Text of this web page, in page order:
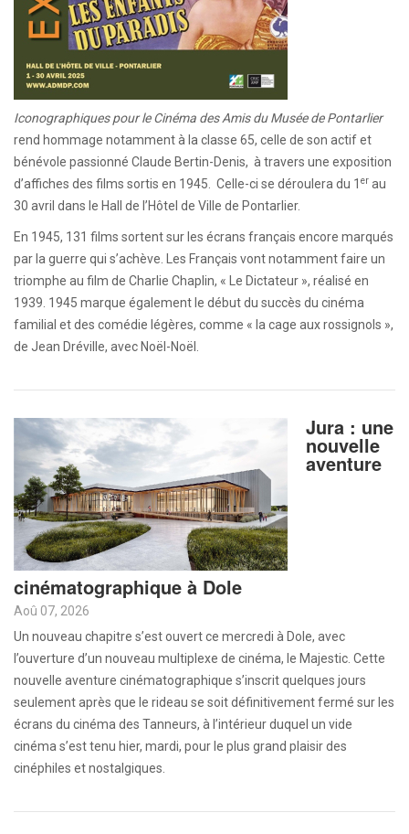
Iconographiques pour le Cinéma des Amis du Musée de Pontarlier
rend hommage notamment à la classe 65, celle de son actif et
bénévole passionné Claude Bertin-Denis, à travers une exposition
d’affiches des films sortis en 1945. Celle-ci se déroulera du 1 er au
30 avril dans le Hall de l’Hôtel de Ville de Pontarlier.
En 1945, 131 films sortent sur les écrans français encore marqués
par la guerre qui s’achève. Les Français vont notamment faire un
triomphe au film de Charlie Chaplin, « Le Dictateur », réalisé en
1939. 1945 marque également le début du succès du cinéma
familial et des comédie légères, comme « la cage aux rossignols »,
de Jean Dréville, avec Noël-Noël.
Jura : une
nouvelle
aventure
cinématographique à Dole
Aoû 07, 2026
Un nouveau chapitre s’est ouvert ce mercredi à Dole, avec
l’ouverture d’un nouveau multiplexe de cinéma, le Majestic. Cette
nouvelle aventure cinématographique s’inscrit quelques jours
seulement après que le rideau se soit définitivement fermé sur les
écrans du cinéma des Tanneurs, à l’intérieur duquel un vide
cinéma s’est tenu hier, mardi, pour le plus grand plaisir des
cinéphiles et nostalgiques.